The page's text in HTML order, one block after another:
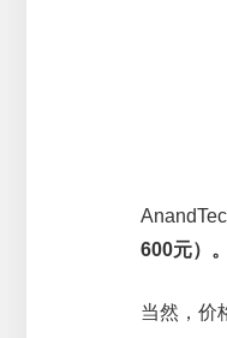
600元）
当然，价